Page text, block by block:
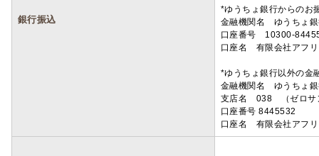
銀行振込
*ゆうちょ銀行からのお
金融機関名 ゆうちょ
口座番号 10300-
口座名 有限会社アフ
*ゆうちょ銀行以外の金
金融機関名 ゆうちょ
支店名 038 （ゼロサ
口座番号 8445532
口座名 有限会社アフ